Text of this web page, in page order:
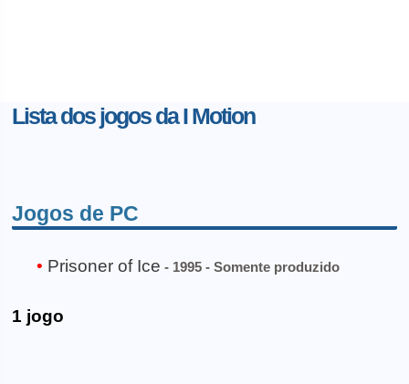
Lista dos jogos da I Motion
Jogos de PC
Prisoner of Ice - 1995 - Somente produzido
1 jogo